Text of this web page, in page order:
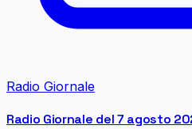
Radio Giornale
Radio Giornale del 7 agosto